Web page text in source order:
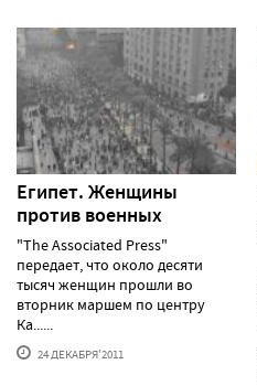
Египет. Женщины
против военных
"The Associated Press"
передает, что около десяти
тысяч женщин прошли во
вторник маршем по центру
Ка......
24 ДЕКАБРЯ'2011